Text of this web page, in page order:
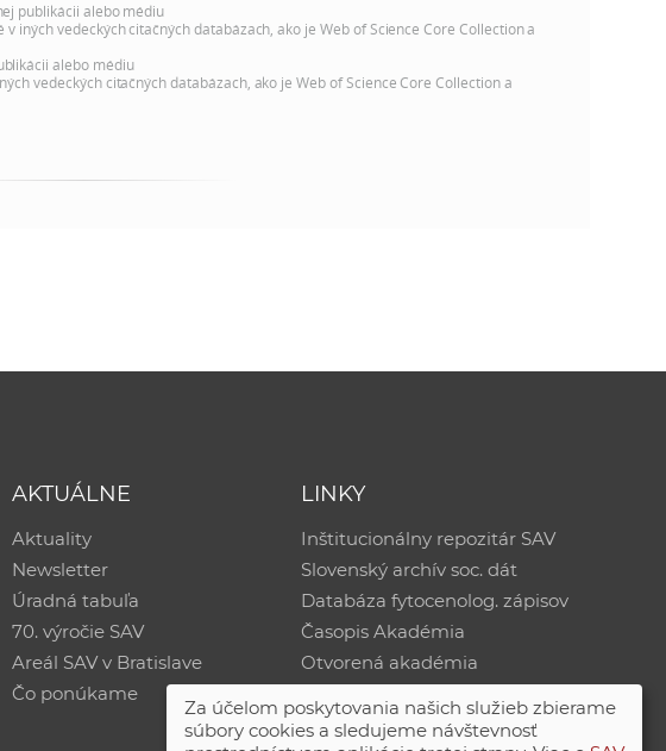
publikácii alebo médiu
iných vedeckých citačných databázach, ako je Web of Science Core Collection a
alebo médiu
vedeckých citačných databázach, ako je Web of Science Core Collection a
AKTUÁLNE
Aktuality
Newsletter
Úradná tabuľa
70. výročie SAV
Areál SAV v Bratislave
Čo ponúkame
LINKY
Inštitucionálny repozitár SAV
Slovenský archív soc. dát
Databáza fytocenolog. zápisov
Časopis Akadémia
Otvorená akadémia
Za účelom poskytovania našich služieb zbierame
súbory cookies a sledujeme návštevnosť